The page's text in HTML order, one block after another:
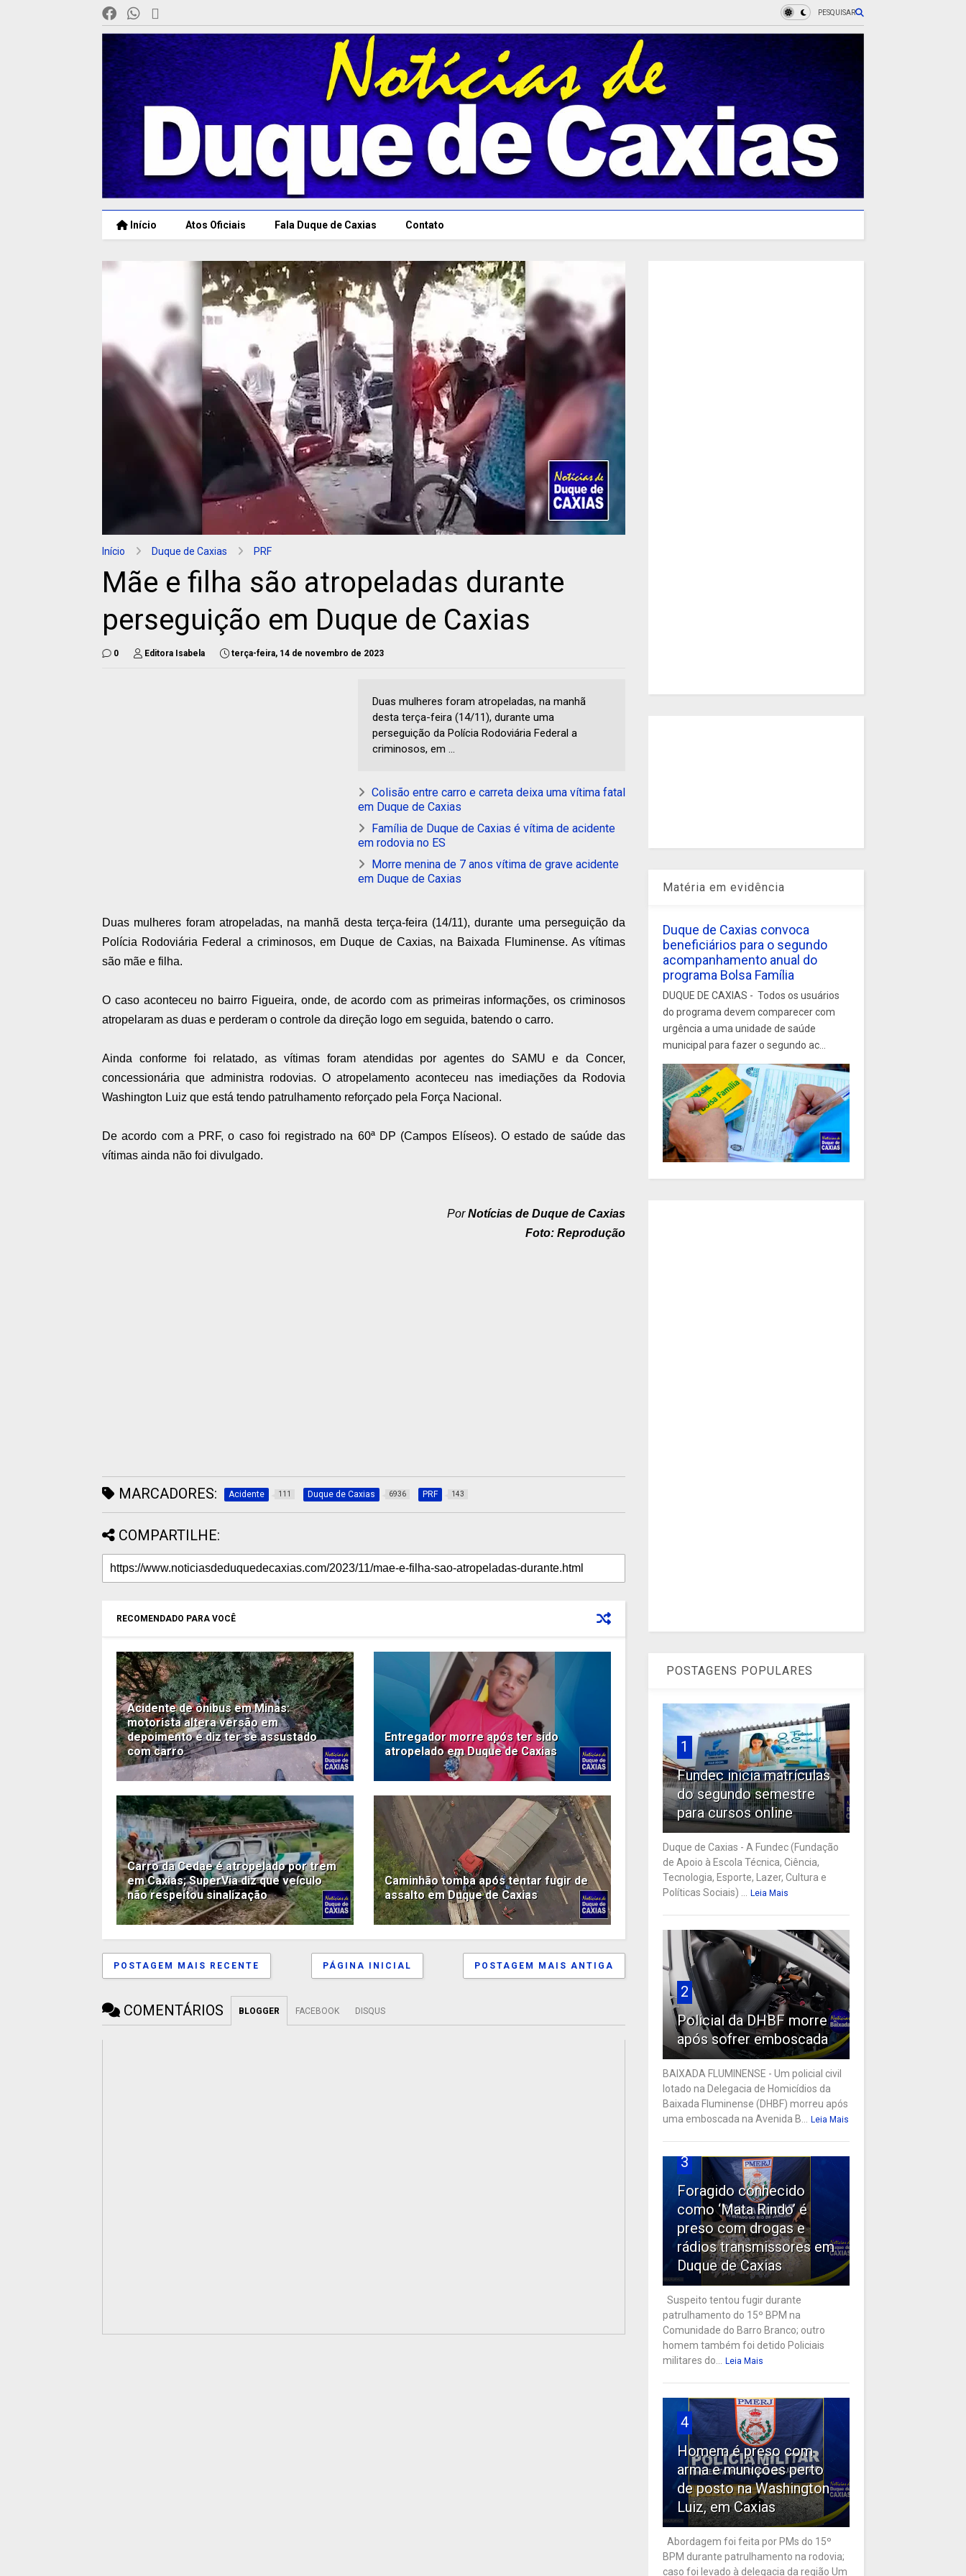
PESQUISAR
Início Atos Oficiais Fala Duque de Caxias Contato
Início Duque de Caxias PRF
Mãe e filha são atropeladas durante
perseguição em Duque de Caxias
0 Editora Isabela terça-feira, 14 de novembro de 2023
Duas mulheres foram atropeladas, na manhã
desta terça-feira (14/11), durante uma
perseguição da Polícia Rodoviária Federal a
criminosos, em ...
Colisão entre carro e carreta deixa uma vítima fatal
em Duque de Caxias
Família de Duque de Caxias é vítima de acidente
em rodovia no ES
Morre menina de 7 anos vítima de grave acidente
em Duque de Caxias
Duas mulheres foram atropeladas, na manhã desta terça-feira (14/11), durante uma perseguição da
Polícia Rodoviária Federal a criminosos, em Duque de Caxias, na Baixada Fluminense. As vítimas
são mãe e filha.
O caso aconteceu no bairro Figueira, onde, de acordo com as primeiras informações, os criminosos
atropelaram as duas e perderam o controle da direção logo em seguida, batendo o carro.
Ainda conforme foi relatado, as vítimas foram atendidas por agentes do SAMU e da Concer,
concessionária que administra rodovias. O atropelamento aconteceu nas imediações da Rodovia
Washington Luiz que está tendo patrulhamento reforçado pela Força Nacional.
De acordo com a PRF, o caso foi registrado na 60ª DP (Campos Elíseos). O estado de saúde das
vítimas ainda não foi divulgado.
PorNotícias de Duque de Caxias
Foto: Reprodução
MARCADORES: Acidente 111 Duque de Caxias 6936 PRF 143
COMPARTILHE:
RECOMENDADO PARA VOCÊ
Acidente de ônibus em Minas:
motorista altera versão em
depoimento e diz ter se assustado
com carro
Entregador morre após ter sido
atropelado em Duque de Caxias
Carro da Cedae é atropelado por trem
em Caxias; SuperVia diz que veículo
não respeitou sinalização
Caminhão tomba após tentar fugir de
assalto em Duque de Caxias
POSTAGEM MAIS RECENTE POSTAGEM MAIS ANTIGA
PÁGINA INICIAL
COMENTÁRIOS BLOGGER FACEBOOK DISQUS
Matéria em evidência
Duque de Caxias convoca
beneficiários para o segundo
acompanhamento anual do
programa Bolsa Família
DUQUE DE CAXIAS - Todos os usuários
do programa devem comparecer com
urgência a uma unidade de saúde
municipal para fazer o segundo ac...
POSTAGENS POPULARES
1
Fundec inicia matrículas
do segundo semestre
para cursos online
Duque de Caxias - A Fundec (Fundação
de Apoio à Escola Técnica, Ciência,
Tecnologia, Esporte, Lazer, Cultura e
Políticas Sociais) ...
Leia Mais
2
Policial da DHBF morre
após sofrer emboscada
BAIXADA FLUMINENSE - Um policial civil
lotado na Delegacia de Homicídios da
Baixada Fluminense (DHBF) morreu após
uma emboscada na Avenida B...
Leia Mais
3
Foragido conhecido
como ‘Mata Rindo’ é
preso com drogas e
rádios transmissores em
Duque de Caxias
Suspeito tentou fugir durante
patrulhamento do 15º BPM na
Comunidade do Barro Branco; outro
homem também foi detido Policiais
militares do...
Leia Mais
4
Homem é preso com
arma e munições perto
de posto na Washington
Luiz, em Caxias
Abordagem foi feita por PMs do 15º
BPM durante patrulhamento na rodovia;
caso foi levado à delegacia da região Um